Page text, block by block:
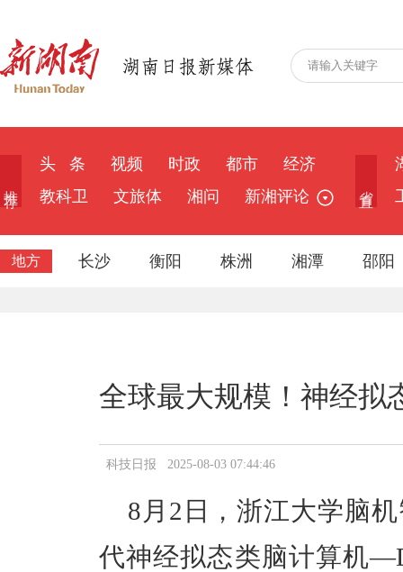
头 条 视频 时政 都市
经济
教科卫
文旅体 湘问 新湘评论
地方 长沙 衡阳 株洲 湘潭 邵阳
全球最大规模！神经拟
科技日报 2025-08-03 07:44:46
8月2日，浙江大学脑
代神经拟态类脑计算机